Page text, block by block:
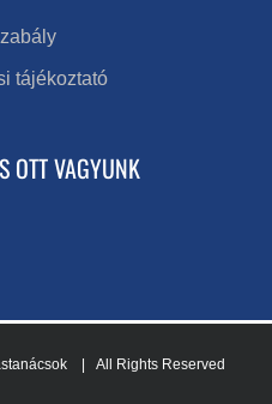
tájékoztató
OTT VAGYUNK
| All Rights Reserved